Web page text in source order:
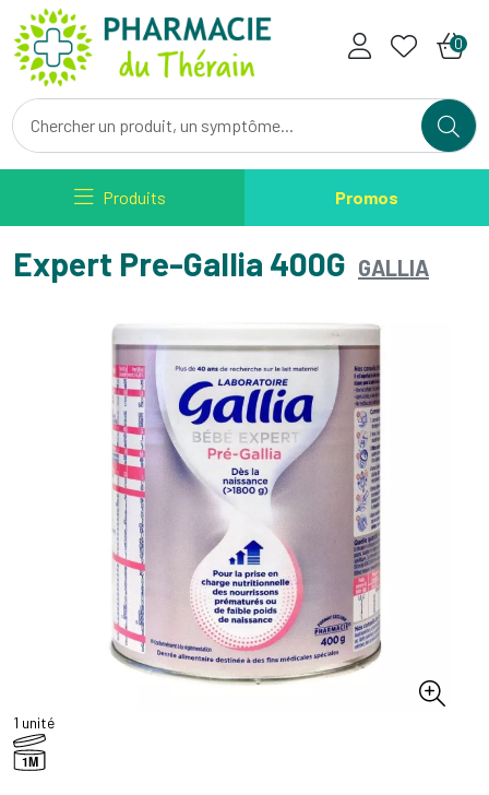
Pharmacie du Therain Votre
0
Produits Promos
Expert Pre-Gallia 400G GALLIA
1 unité
1M